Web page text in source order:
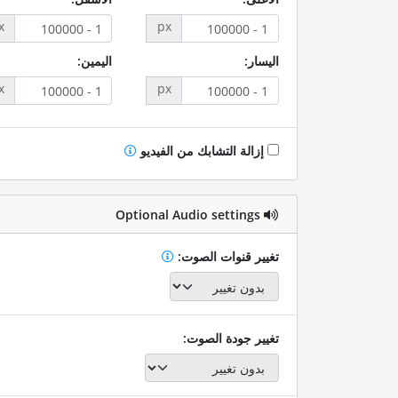
px
اليسار:
px
اليمين:
إزالة التشابك من الفيديو
Optional Audio settings
تغيير قنوات الصوت:
تغيير جودة الصوت: